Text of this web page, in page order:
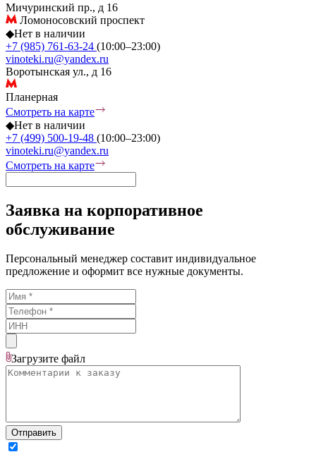
Мичуринский пр., д 16
Ломоносовский проспект
◆Нет в наличии
+7 (985) 761-63-24 (10:00–23:00)
vinoteki.ru@yandex.ru
Воротынская ул., д 16
Планерная
Смотреть на карте
◆Нет в наличии
+7 (499) 500-19-48 (10:00–23:00)
vinoteki.ru@yandex.ru
Смотреть на карте
Заявка на корпоративное
обслуживание
Персональный менеджер составит индивидуальное
предложение и оформит все нужные документы.
Загрузите файл
Отправить